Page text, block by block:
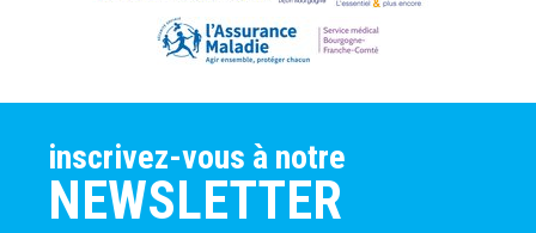
inscrivez-vous à notre
NEWSLETTER